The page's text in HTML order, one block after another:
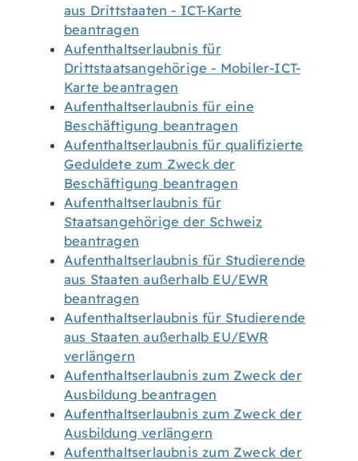
aus Drittstaaten - ICT-Karte
beantragen
Aufenthaltserlaubnis für
Drittstaatsangehörige - Mobiler-ICT-
Karte beantragen
Aufenthaltserlaubnis für eine
Beschäftigung beantragen
Aufenthaltserlaubnis für qualifizierte
Geduldete zum Zweck der
Beschäftigung beantragen
Aufenthaltserlaubnis für
Staatsangehörige der Schweiz
beantragen
Aufenthaltserlaubnis für Studierende
aus Staaten außerhalb EU/EWR
beantragen
Aufenthaltserlaubnis für Studierende
aus Staaten außerhalb EU/EWR
verlängern
Aufenthaltserlaubnis zum Zweck der
Ausbildung beantragen
Aufenthaltserlaubnis zum Zweck der
Ausbildung verlängern
Aufenthaltserlaubnis zum Zweck der